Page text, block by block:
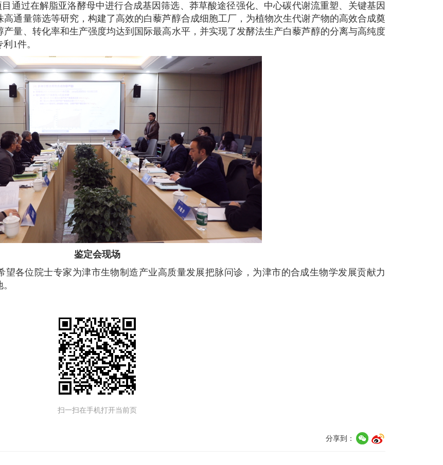
通过在解脂亚洛酵母中进行合成基因筛选、莽草酸途径强化、中心碳代谢流重塑、关键基因
通量筛选等研究，构建了高效的白藜芦醇合成细胞工厂，为植物次生代谢产物的高效合成奠
量、转化率和生产强度均达到国际最高水平，并实现了发酵法生产白藜芦醇的分离与高纯度
1件。
鉴定会现场
望各位院士专家为津市生物制造产业高质量发展把脉问诊，为津市的合成生物学发展贡献力
扫一扫在手机打开当前页
分享到：